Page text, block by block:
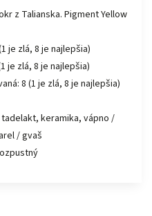
z Talianska. Pigment Yellow
je zlá, 8 je najlepšia)
je zlá, 8 je najlepšia)
8 (1 je zlá, 8 je najlepšia)
keramika, vápno /
/ gvaš